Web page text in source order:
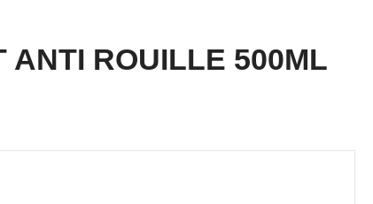
ANTI ROUILLE 500ML